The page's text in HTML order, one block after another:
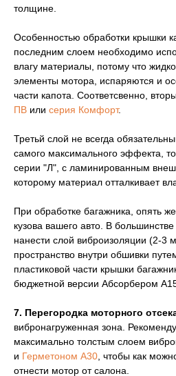
толщине.
Особенностью обработки крышки
последним слоем необходимо
влагу материалы, потому что
элементы мотора, испаряются и
части капота. Соответсвенно,
ПВ или серия Комфорт.
Третьй слой не всегда
самого максимального эффекта,
серии "Л", с ламинированным
которому материал отталкивает
При обработке багажника, опять
кузова вашего авто. В
нанести слой виброизоляции (2-3
пространство внутри обшивки
пластиковой части крышки
бюджетной версии Абсорбером
7. Перегородка моторного
вибронагруженная зона.
максимально толстым слоем
и Герметоном А30 , чтобы как
отнести мотор от салона.